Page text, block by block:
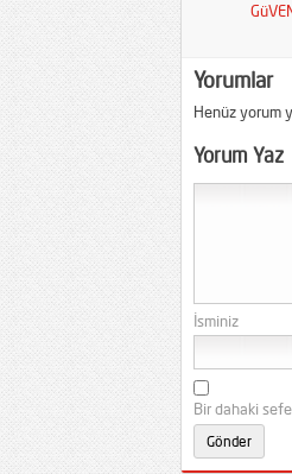
Yorumlar
Henüz yorum
Yorum Yaz
İsminiz
Bir dahaki